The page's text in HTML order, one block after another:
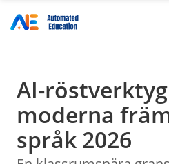
AI-
moderna
språk 2026